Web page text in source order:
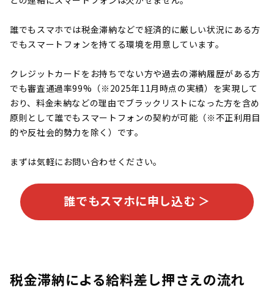
誰でもスマホでは税金滞納などで経済的に厳しい状況にある方
でもスマートフォンを持てる環境を用意しています。
クレジットカードをお持ちでない方や過去の滞納履歴がある方
でも審査通過率99%（※2025年11月時点の実績）を実現して
おり、料金未納などの理由でブラックリストになった方を含め
原則として誰でもスマートフォンの契約が可能（※不正利用目
的や反社会的勢力を除く）です。
まずは気軽にお問い合わせください。
誰でもスマホに申し込む ＞
税金滞納による給料差し押さえの流れ